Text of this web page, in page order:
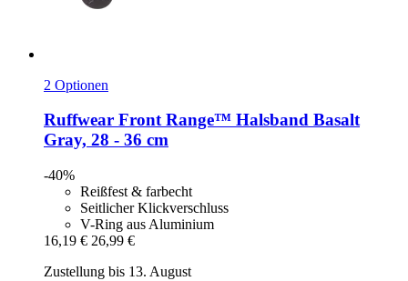
2 Optionen
Ruffwear Front Range™ Halsband Basalt
Gray, 28 -​ 36 cm
-40%
Reißfest & farbecht
Seitlicher Klickverschluss
V-Ring aus Aluminium
16,19 € 26,99 €
Zustellung bis 13. August